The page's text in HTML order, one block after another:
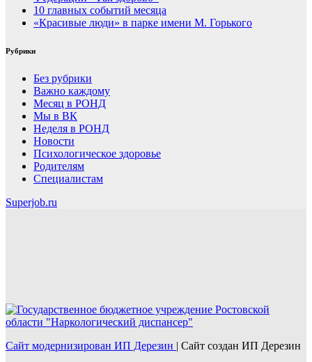
10 главных событий месяца
«Красивые люди» в парке имени М. Горького
Рубрики
Без рубрики
Важно каждому
Месяц в РОНД
Мы в ВК
Неделя в РОНД
Новости
Психологическое здоровье
Родителям
Специалистам
Superjob.ru
Сайт модернизирован ИП Дерезин | Сайт создан ИП Дерезин